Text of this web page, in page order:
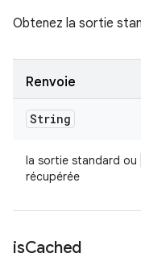
Obtenez la sortie
Renvoie
String
la sortie standard ou
récupérée
isCached